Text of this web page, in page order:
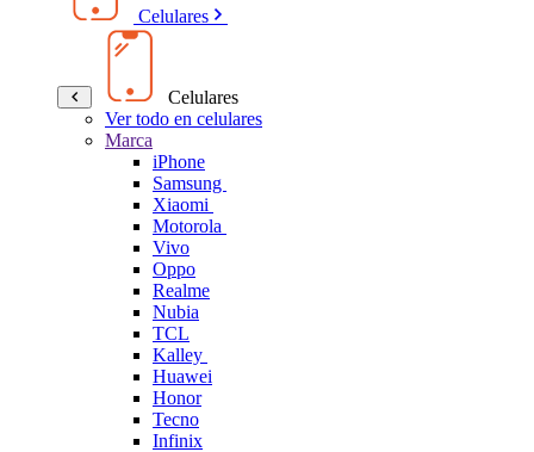
Celulares
Celulares
Ver todo en celulares
Marca
iPhone
Samsung
Xiaomi
Motorola
Vivo
Oppo
Realme
Nubia
TCL
Kalley
Huawei
Honor
Tecno
Infinix